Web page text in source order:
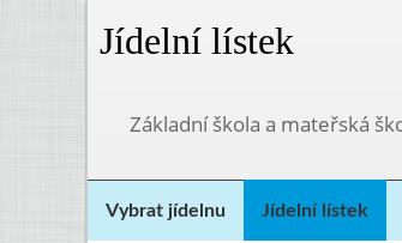
Jídelní lístek
Základní škola a mateřská
Vybrat jídelnu Jídelní lístek